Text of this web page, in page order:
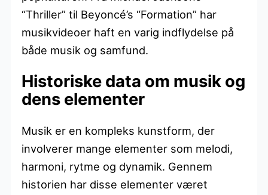
“Thriller” til Beyoncé’s “Formation” har
musikvideoer haft en varig indflydelse på
både musik og samfund.
Historiske data om musik og
dens elementer
Musik er en kompleks kunstform, der
involverer mange elementer som melodi,
harmoni, rytme og dynamik. Gennem
historien har disse elementer været